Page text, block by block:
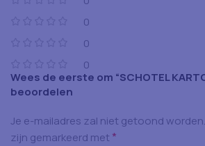
0
0
0
Wees de eerste om “SCHOTEL
beoordelen
Je e-mailadres zal niet getoond worden.
zijn gemarkeerd met *